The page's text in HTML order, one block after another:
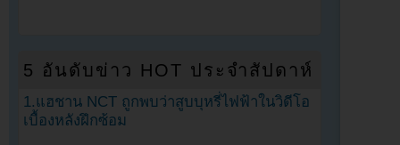
5 อันดับข่าว HOT ประจำสัปดาห์
1.แฮชาน NCT ถูกพบว่าสูบบุหรี่ไฟฟ้าในวิดีโอ
เบื้องหลังฝึกซ้อม